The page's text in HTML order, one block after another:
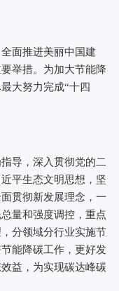
面推进美丽中国建
举措。为加大节能降
大努力完成“十四
导，深入贯彻党的二
平生态文明思想，坚
贯彻新发展理念，一
量和强度调控，重点
分领域分行业实施节
能降碳工作，更好发
益，为实现碳达峰碳